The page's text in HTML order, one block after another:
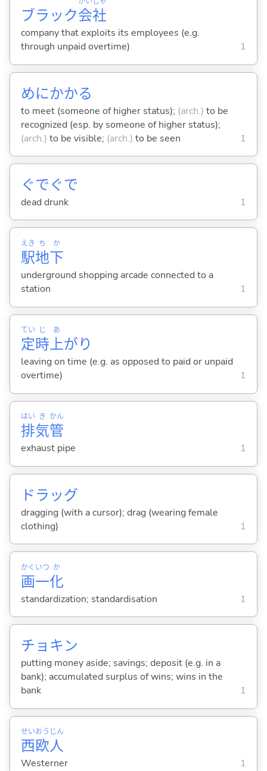
ブラック会社
company that exploits its employees (e.g.
through unpaid overtime)
1
めにかかる
to meet (someone of higher status); (arch.) to be
recognized (esp. by someone of higher status);
(arch.) to be visible; (arch.) to be seen 1
ぐでぐで
dead drunk 1
駅
えき
地
ち
下
か
underground shopping arcade connected to a
station
1
定
てい
時
じ
上
あ
がり
leaving on time (e.g. as opposed to paid or unpaid
overtime)
1
排
はい
気
き
管
かん
exhaust pipe 1
ドラッグ
dragging (with a cursor); drag (wearing female
clothing)
1
画
かく
一
いつ
化
か
standardization; standardisation 1
チョキン
putting money aside; savings; deposit (e.g. in a
bank); accumulated surplus of wins; wins in the
bank
1
西
せい
欧
おう
人
じん
Westerner 1